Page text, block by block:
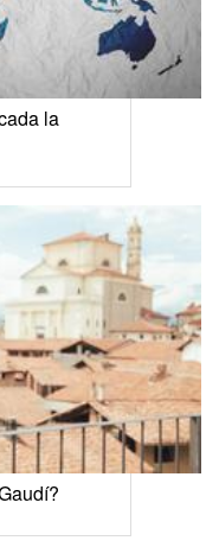
la